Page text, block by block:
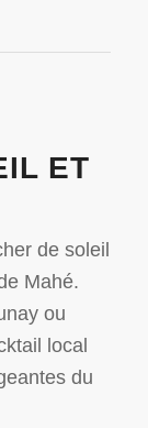
ET
de soleil
Mahé.
ou
local
du